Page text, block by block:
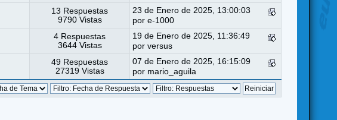
13 Respuestas
9790 Vistas
23 de Enero de 2025, 13:00:03
pore-1000
4 Respuestas
3644 Vistas
19 de Enero de 2025, 11:36:49
porversus
49 Respuestas
27319 Vistas
07 de Enero de 2025, 16:15:09
por mario_aguila